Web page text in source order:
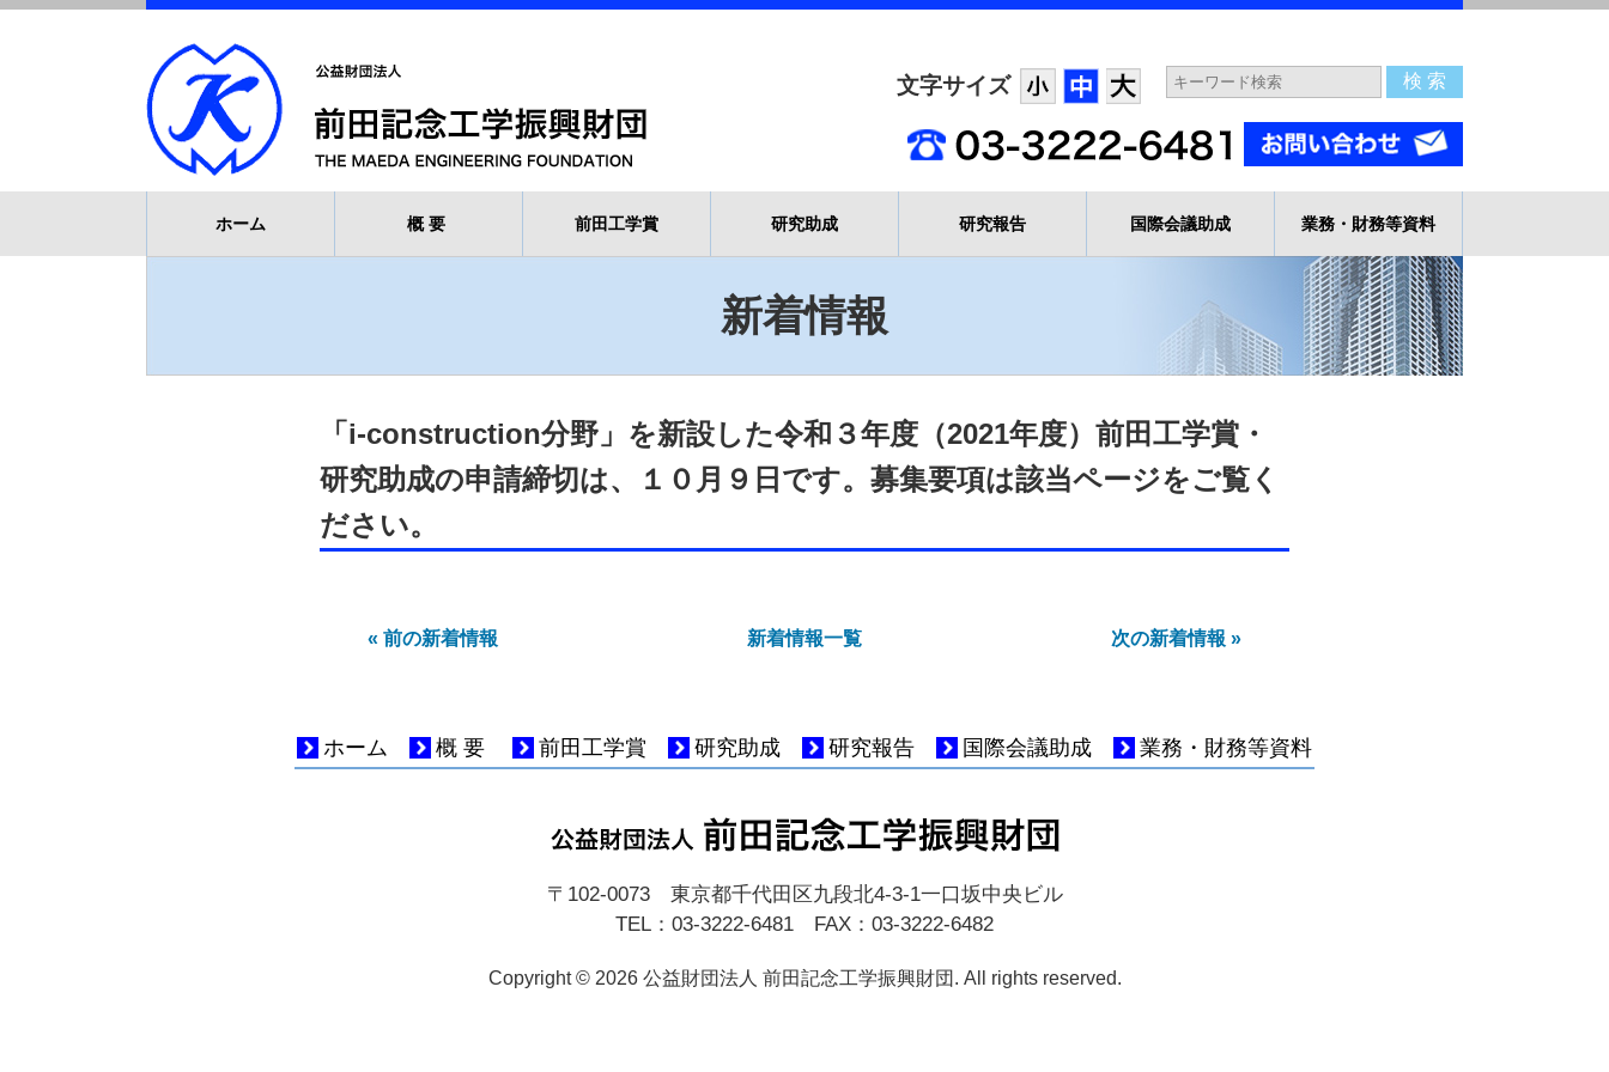
文字サイズ
ホーム 概要 前田工学賞 研究助成 研究報告 国際会議助成 業務・財務等資料
新着情報
「i-construction分野」を新設した令和３年度（2021年度）前田工学賞・
研究助成の申請締切は、１０月９日です。募集要項は該当ページをご覧く
ださい。
« 前の新着情報 新着情報一覧 次の新着情報 »
ホーム 概要 前田工学賞 研究助成 研究報告 国際会議助成 業務・財務等資料
〒102-0073 東京都千代田区九段北4-3-1一口坂中央ビル
TEL：03-3222-6481 FAX：03-3222-6482
Copyright © 2026公益財団法人 前田記念工学振興財団 . All rights reserved.